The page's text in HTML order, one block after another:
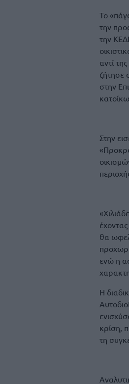
Το
την
την
αντί
ζήτησε
στην
Στην
θα
ενώ η
Η
κρίση,
τη